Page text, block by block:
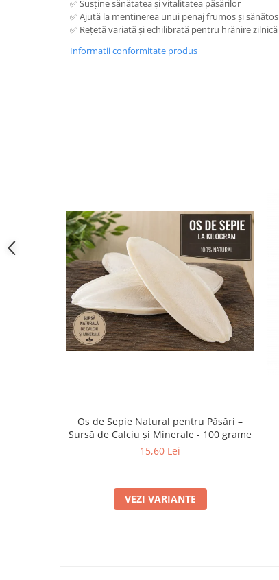
✅ Susține sănătatea și vitalitatea păsărilor
✅ Ajută la menținerea unui penaj frumos și sănătos
✅ Rețetă variată și echilibrată pentru hrănire zilnică
Informatii conformitate produs
Os de Sepie Natural pentru Păsări –
Sursă de Calciu și Minerale - 100 grame
15,60 Lei
VEZI VARIANTE